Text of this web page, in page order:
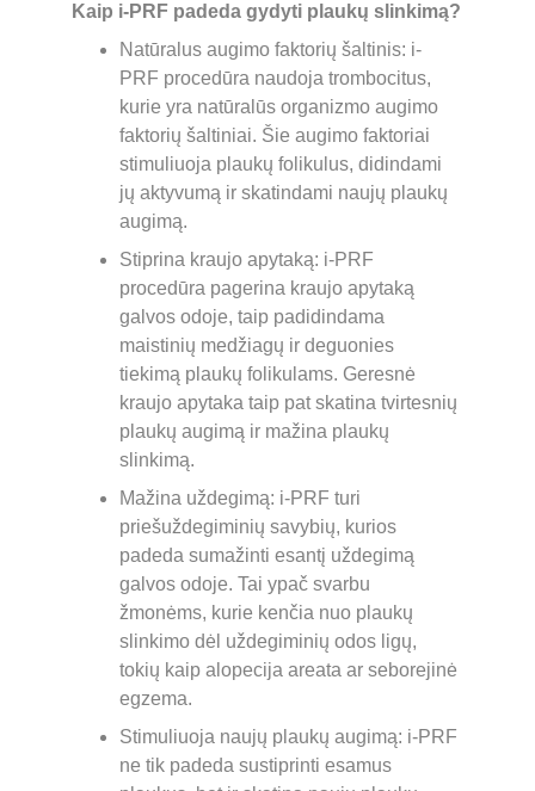
Kaip i-PRF padeda gydyti plaukų slinkimą?
Natūralus augimo faktorių šaltinis: i-
PRF procedūra naudoja trombocitus,
kurie yra natūralūs organizmo augimo
faktorių šaltiniai. Šie augimo faktoriai
stimuliuoja plaukų folikulus, didindami
jų aktyvumą ir skatindami naujų plaukų
augimą.
Stiprina kraujo apytaką: i-PRF
procedūra pagerina kraujo apytaką
galvos odoje, taip padidindama
maistinių medžiagų ir deguonies
tiekimą plaukų folikulams. Geresnė
kraujo apytaka taip pat skatina tvirtesnių
plaukų augimą ir mažina plaukų
slinkimą.
Mažina uždegimą: i-PRF turi
priešuždegiminių savybių, kurios
padeda sumažinti esantį uždegimą
galvos odoje. Tai ypač svarbu
žmonėms, kurie kenčia nuo plaukų
slinkimo dėl uždegiminių odos ligų,
tokių kaip alopecija areata ar seborejinė
egzema.
Stimuliuoja naujų plaukų augimą: i-PRF
ne tik padeda sustiprinti esamus